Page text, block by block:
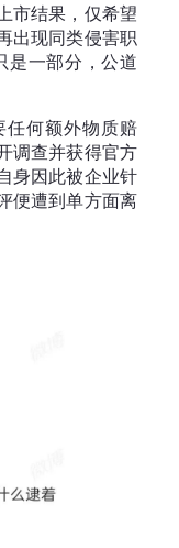
市结果，仅希望
出现同类侵害职
是一部分，公道
任何额外物质赔
调查并获得官方
身因此被企业针
便遭到单方面离